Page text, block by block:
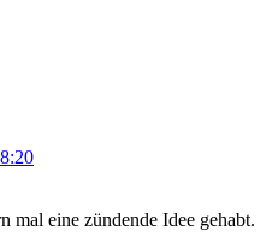
mal eine zündende Idee gehabt.